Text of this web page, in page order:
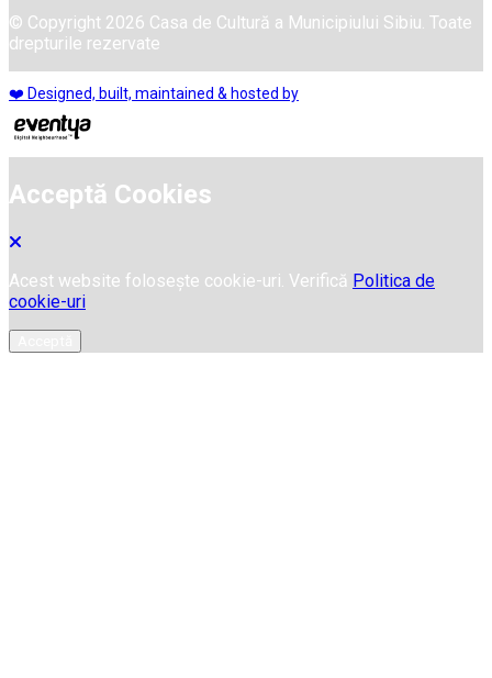
© Copyright 2026 Casa de Cultură a Municipiului Sibiu. Toate
drepturile rezervate
❤️ Designed, built, maintained & hosted by
Acceptă Cookies
Acest website folosește cookie-uri. Verifică Politica de
cookie-uri